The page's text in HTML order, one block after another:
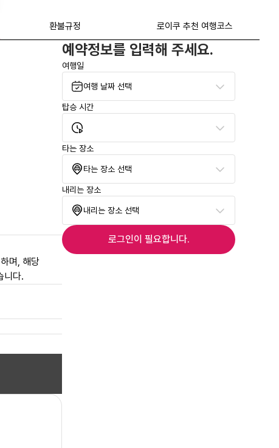
환불규정 로이쿠 추천 여행코스
며, 해당
니다.
예약정보를 입력해 주세요.
여행일
여행 날짜 선택
탑승 시간
타는 장소
타는 장소 선택
내리는 장소
내리는 장소 선택
로그인이 필요합니다.